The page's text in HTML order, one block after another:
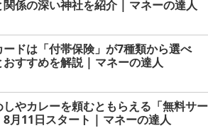
関係の深い神社を紹介 | マネーの達人
ドは「付帯保険」が7種類から選べ
おすすめを解説 | マネーの達人
やカレーを頼むともらえる「無料サー
8月11日スタート | マネーの達人